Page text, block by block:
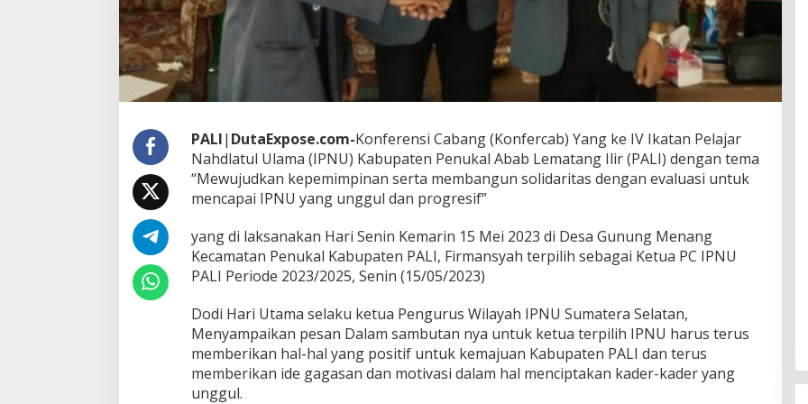
PALI| DutaExpose.com-Konferensi Cabang (Konfercab) Yang ke IV Ikatan Pelajar
Nahdlatul Ulama (IPNU) Kabupaten Penukal Abab Lematang Ilir (PALI) dengan tema
“Mewujudkan kepemimpinan serta membangun solidaritas dengan evaluasi untuk
mencapai IPNU yang unggul dan progresif”
yang di laksanakan Hari Senin Kemarin 15 Mei 2023 di Desa Gunung Menang
Kecamatan Penukal Kabupaten PALI, Firmansyah terpilih sebagai Ketua PC IPNU
PALI Periode 2023/2025, Senin (15/05/2023)
Dodi Hari Utama selaku ketua Pengurus Wilayah IPNU Sumatera Selatan,
Menyampaikan pesan Dalam sambutan nya untuk ketua terpilih IPNU harus terus
memberikan hal-hal yang positif untuk kemajuan Kabupaten PALI dan terus
memberikan ide gagasan dan motivasi dalam hal menciptakan kader-kader yang
unggul.